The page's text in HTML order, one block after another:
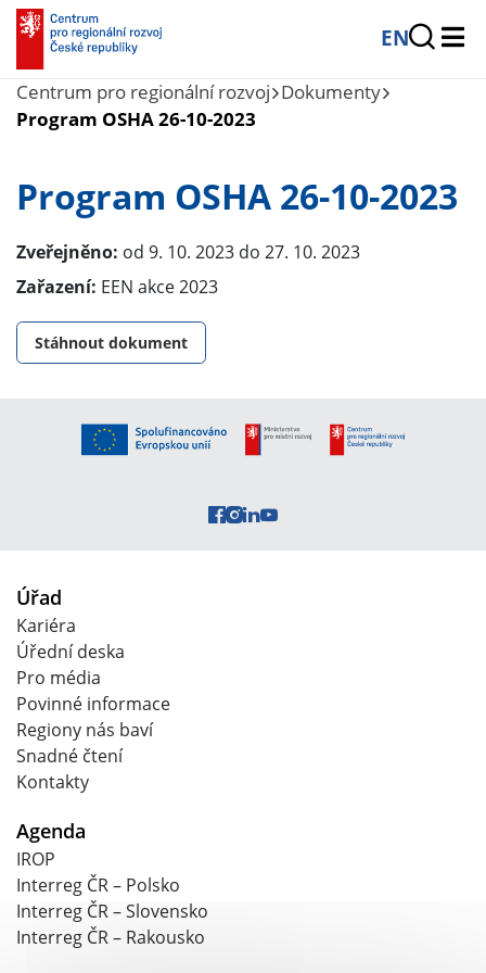
EN
Centrum pro regionální rozvoj Dokumenty
Program OSHA 26-10-2023
Program OSHA 26-10-2023
Zveřejněno: od 9. 10. 2023 do 27. 10. 2023
Zařazení: EEN akce 2023
Stáhnout dokument
Úřad
Kariéra
Úřední deska
Pro média
Povinné informace
Regiony nás baví
Snadné čtení
Kontakty
Agenda
IROP
Interreg ČR – Polsko
Interreg ČR – Slovensko
Interreg ČR – Rakousko